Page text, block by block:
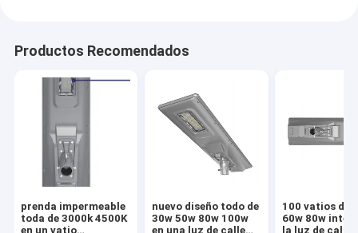
Productos Recomendados
prenda impermeable
toda de 3000k 4500K
en un vatio
nuevo diseño todo de
30w 50w 80w 100w
en una luz de calle
100 vatios de
60w 80w
la luz de calle